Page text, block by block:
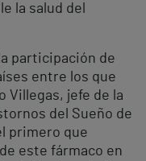
la salud del
participación de
entre los que
Villegas, jefe de la
del Sueño de
primero que
este fármaco en